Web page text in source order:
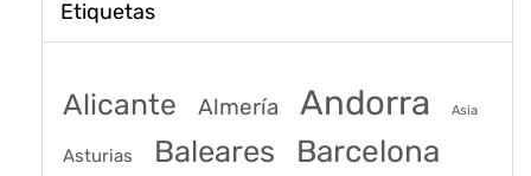
Etiquetas
Alicante Almería Andorra Asia
Asturias Baleares Barcelona